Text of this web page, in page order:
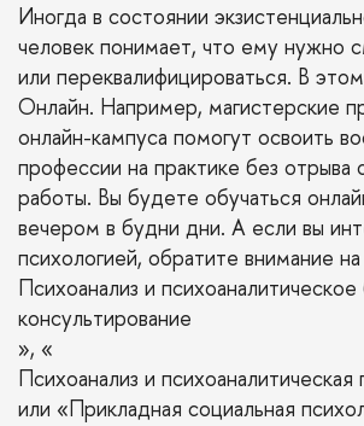
Иногда в состоянии
человек понимает, что ему нужно
или переквалифицироваться. В
Онлайн. Например, магистерские
онлайн-кампуса помогут освоить
профессии на практике без отрыва
работы. Вы будете обучаться
вечером в будни дни. А если вы
психологией, обратите внимание
Психоанализ и
консультирование
», «
Психоанализ и психоаналитическая
или «Прикладная социальная